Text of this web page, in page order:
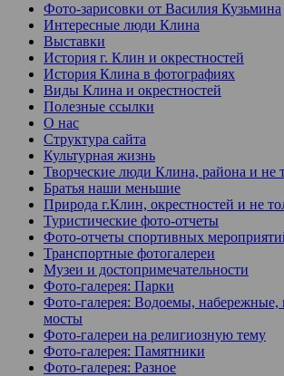
Фото-зарисовки от Василия Кузьмина
Интересные люди Клина
Выставки
История г. Клин и окрестностей
История Клина в фотографиях
Виды Клина и окрестностей
Полезные ссылки
О нас
Структура сайта
Культурная жизнь
Творческие люди Клина, района и не
Братья наши меньшие
Природа г.Клин, окрестностей и не
Туристические фото-отчеты
Фото-отчеты спортивных
Транспортные фотогалереи
Музеи и достопримечательности
Фото-галерея: Парки
Фото-галерея: Водоемы,
мосты
Фото-галереи на религиозную тему
Фото-галерея: Памятники
Фото-галерея: Разное